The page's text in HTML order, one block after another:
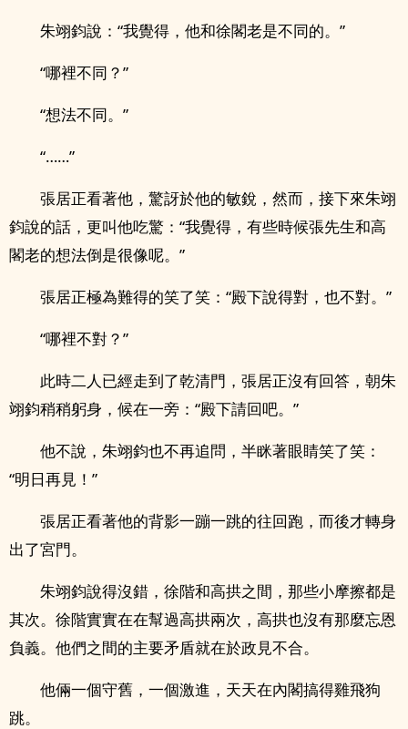
朱翊鈞說：“我覺得，他和徐閣老是不同的。”
“哪裡不同？”
“想法不同。”
“……”
張居正看著他，驚訝於他的敏銳，然而，接下來朱翊
鈞說的話，更叫他吃驚：“我覺得，有些時候張先生和高
閣老的想法倒是很像呢。”
張居正極為難得的笑了笑：“殿下說得對，也不對。”
“哪裡不對？”
此時二人已經走到了乾清門，張居正沒有回答，朝朱
翊鈞稍稍躬身，候在一旁：“殿下請回吧。”
他不說，朱翊鈞也不再追問，半眯著眼睛笑了笑：
“明日再見！”
張居正看著他的背影一蹦一跳的往回跑，而後才轉身
出了宮門。
朱翊鈞說得沒錯，徐階和高拱之間，那些小摩擦都是
其次。徐階實實在在幫過高拱兩次，高拱也沒有那麼忘恩
負義。他們之間的主要矛盾就在於政見不合。
他倆一個守舊，一個激進，天天在內閣搞得雞飛狗
跳。